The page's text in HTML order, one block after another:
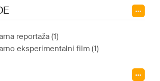
reportaža (1)
eksperimentalni film (1)